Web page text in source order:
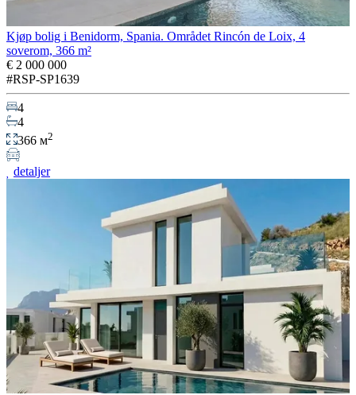
Kjøp bolig i Benidorm, Spania. Området Rincón de Loix, 4
soverom, 366 m²
€ 2 000 000
#RSP-SP1639
4
4
366 м2
detaljer